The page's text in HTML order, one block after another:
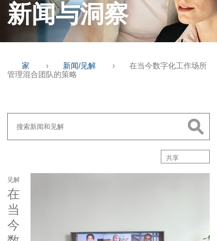
新闻与洞察
家 › 新闻/见解 ›
在当今数字化工作场所
管理混合团队的策略
共享
见解
在
当
今